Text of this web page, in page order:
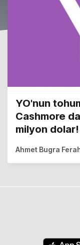
YO'nun
Cashmore
milyon dolar!
Ahmet Bugra